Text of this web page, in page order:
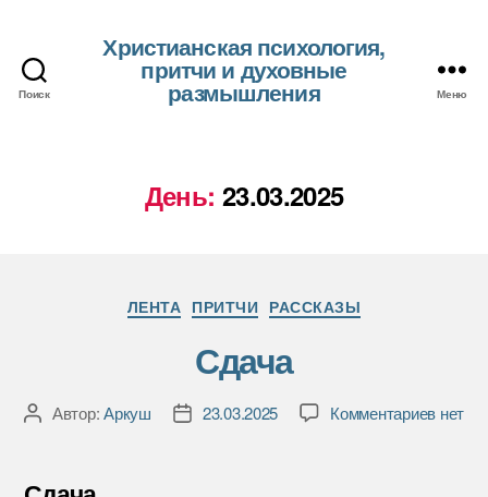
Поиск
Христианская психология,
притчи и духовные
размышления Меню
День: 23.03.2025
Рубрики
ЛЕНТА ПРИТЧИ РАССКАЗЫ
Сдача
АвторАвтор:Аркуш
Дата23.03.2025 Комментариевкнет